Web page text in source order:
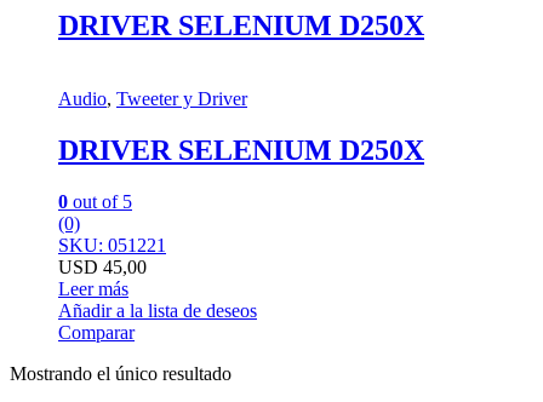
DRIVER SELENIUM D250X
Audio, Tweeter y Driver
DRIVER SELENIUM D250X
0 out of 5
(0)
SKU: 051221
USD 45,00
Leer más
Añadir a la lista de deseos
Comparar
Mostrando el único resultado